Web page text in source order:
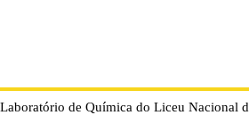
Laboratório de Química do Liceu Nacional